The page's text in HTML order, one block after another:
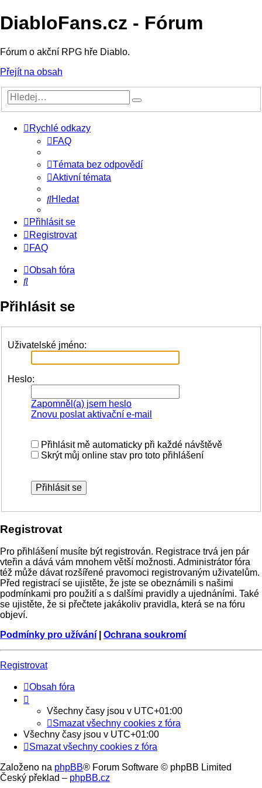
DiabloFans.cz - Fórum
Fórum o akční RPG hře Diablo.
Přejít na obsah
Rychlé odkazy
FAQ
Témata bez odpovědí
Aktivní témata
Hledat
Přihlásit se
Registrovat
FAQ
Obsah fóra
Hledat
Přihlásit se
Uživatelské jméno:
Heslo:
Zapomněl(a) jsem heslo
Znovu poslat aktivační e-mail
Přihlásit mě automaticky při každé návštěvě
Skrýt můj online stav pro toto přihlášení
Registrovat
Pro přihlášení musíte být registrován. Registrace trvá jen pár
vteřin a dává vám mnohem větší možnosti. Administrátor fóra
též může dávat rozšířené pravomoci registrovaným uživatelům.
Před registrací se ujistěte, že jste se obeznámili s našimi
podmínkami pro použití a s dalšími pravidly a ujednáními. Také
se ujistěte, že si přečtete jakákoliv pravidla, která se na fóru
objeví.
Podmínky pro užívání
Ochrana soukromí
Registrovat
Obsah fóra
Všechny časy jsou v UTC+01:00
Smazat všechny cookies z fóra
Všechny časy jsou v UTC+01:00
Smazat všechny cookies z fóra
Založeno na phpBB® Forum Software © phpBB Limited
Český překlad – phpBB.cz